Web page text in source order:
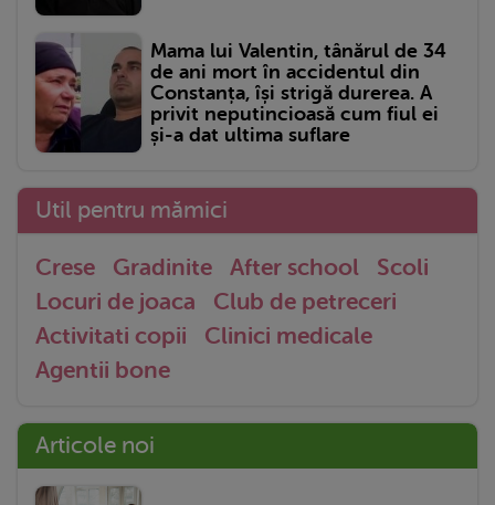
Mama lui Valentin, tânărul de 34
de ani mort în accidentul din
Constanța, își strigă durerea. A
privit neputincioasă cum fiul ei
și-a dat ultima suflare
Util pentru mămici
Crese Gradinite After school
Scoli
Locuri de joaca
Club de petreceri
Activitati copii
Clinici medicale
Agentii bone
Articole noi